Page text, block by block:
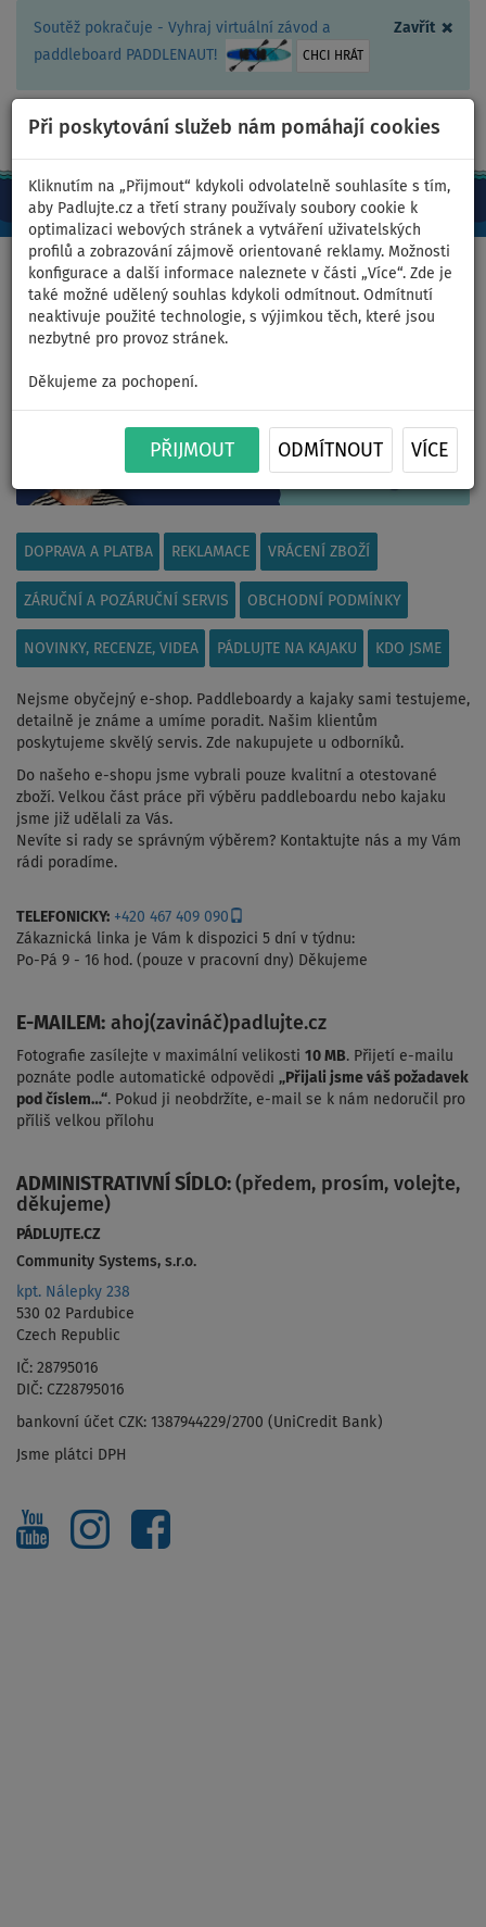
Zavřít ×
Soutěž pokračuje - Vyhraj virtuální závod a
paddleboard PADDLENAUT!
CHCI HRÁT
Při poskytování služeb nám pomáhají cookies
Kliknutím na „Přijmout“ kdykoli odvolatelně souhlasíte s tím,
aby Padlujte.cz a třetí strany používaly soubory cookie k
optimalizaci webových stránek a vytváření uživatelských
profilů a zobrazování zájmově orientované reklamy. Možnosti
konfigurace a další informace naleznete v části „Více“. Zde je
také možné udělený souhlas kdykoli odmítnout. Odmítnutí
neaktivuje použité technologie, s výjimkou těch, které jsou
nezbytné pro provoz stránek.
Děkujeme za pochopení.
PŘIJMOUT ODMÍTNOUT VÍCE
CZ/Kč +420 467 409 090 0ks
Domů >Kontaktujte nás
Kontaktujte nás
DOPRAVA A PLATBA REKLAMACE VRÁCENÍ ZBOŽÍ
ZÁRUČNÍ A POZÁRUČNÍ SERVIS OBCHODNÍ PODMÍNKY
NOVINKY, RECENZE, VIDEA PÁDLUJTE NA KAJAKU KDO JSME
Nejsme obyčejný e-shop. Paddleboardy a kajaky sami testujeme,
detailně je známe a umíme poradit. Našim klientům
poskytujeme skvělý servis. Zde nakupujete u odborníků.
Do našeho e-shopu jsme vybrali pouze kvalitní a otestované
zboží. Velkou část práce při výběru paddleboardu nebo kajaku
jsme již udělali za Vás.
Nevíte si rady se správným výběrem? Kontaktujte nás a my Vám
rádi poradíme.
TELEFONICKY: +420 467 409 090
Zákaznická linka je Vám k dispozici 5 dní v týdnu:
Po-Pá 9 - 16 hod. (pouze v pracovní dny) Děkujeme
E-MAILEM: ahoj(zavináč)padlujte.cz
Fotografie zasílejte v maximální velikosti 10 MB. Přijetí e-mailu
poznáte podle automatické odpovědi „Přijali jsme váš požadavek
pod číslem…“. Pokud ji neobdržíte, e-mail se k nám nedoručil pro
příliš velkou přílohu
ADMINISTRATIVNÍ SÍDLO: (předem, prosím, volejte,
děkujeme)
PÁDLUJTE.CZ
Community Systems, s.r.o.
kpt. Nálepky 238
530 02 Pardubice
Czech Republic
IČ: 28795016
DIČ: CZ28795016
bankovní účet CZK: 1387944229/2700 (UniCredit Bank)
Jsme plátci DPH